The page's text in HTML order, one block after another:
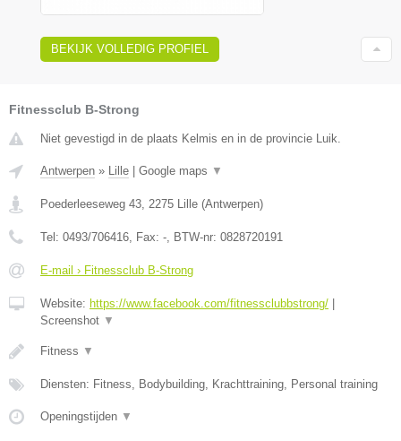
BEKIJK VOLLEDIG PROFIEL
Fitnessclub B-Strong
Niet gevestigd in de plaats Kelmis en in de provincie Luik.
Antwerpen » Lille | Google maps ▼
Poederleeseweg 43 2275 Lille (Antwerpen)
Tel: 0493/706416 , Fax: - , BTW-nr: 0828720191
E-mail › Fitnessclub B-Strong
Website: https://www.facebook.com/fitnessclubbstrong/ |
Screenshot ▼
Fitness ▼
Diensten: Fitness, Bodybuilding, Krachttraining, Personal training
Openingstijden ▼